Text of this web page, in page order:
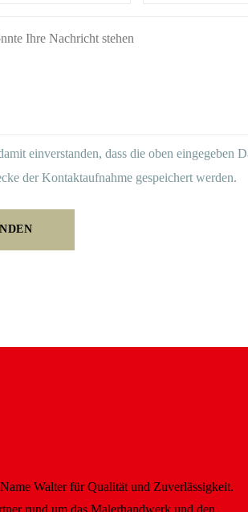
einverstanden, dass die oben eingegeben
der Kontaktaufnahme gespeichert werden.
Walter für Qualität und Zuverlässigkeit.